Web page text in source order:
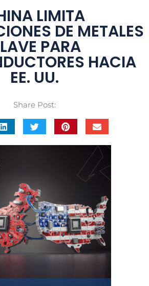
LIMITA
DE METALES
PARA
HACIA
EE. UU.
Share Post: